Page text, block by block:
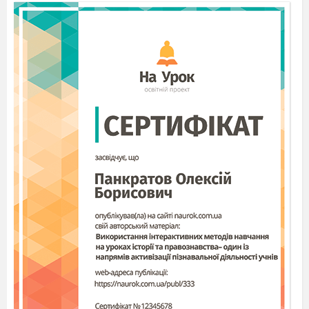
Отже, діти, запам’ятайте: рослини
розмножуються насінням, стебловими та
листковими живцями.
Вікторина
(відгадайте рослину, назвіть
способи її розмноження)
Червона, солодка, пахуча, росте низько,
до землі близько. (Суниця)
Стоїть при дорозі на одній нозі, голова
мала, а в ній – тьма.
Гра «Підкресли потрібне».
(Клас ділиться на 3 групи. Перша група
підкреслює рослини, які розмножаються
коренем, друга – стеблом, третя –
насінням)
Фіалка, підсніжник, вишня, береза,